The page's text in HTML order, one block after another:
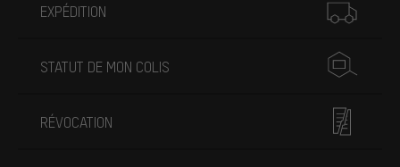
EXPÉDITION
STATUT DE MON COLIS
RÉVOCATION